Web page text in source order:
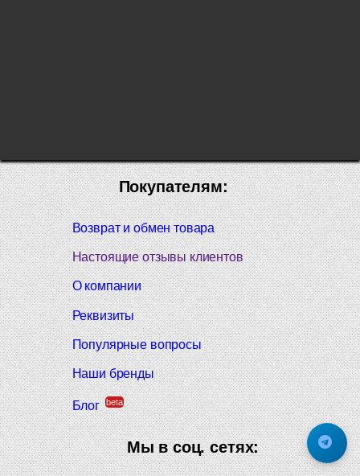
Покупателям:
Возврат и обмен товара
Настоящие отзывы клиентов
О компании
Реквизиты
Популярные вопросы
Наши бренды
Блог beta
Мы в соц. сетях: